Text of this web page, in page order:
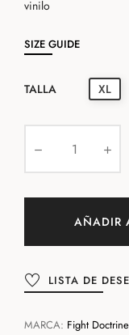
vinilo
SIZE GUIDE
TALLA XL
AÑADIR
LISTA DE
MARCA: Fight Doctrine